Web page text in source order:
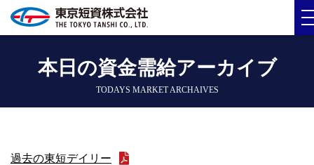
本日の資金需給アーカイブ
TODAYS MARKET ARCHAIVES
過去の東短デイリー